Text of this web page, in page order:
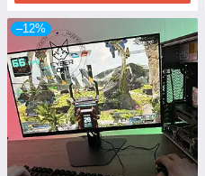
–12%